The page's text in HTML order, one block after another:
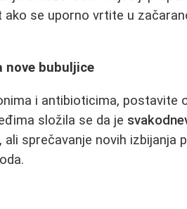
se uporno vrtite u
nove bubuljice
i antibioticima, postavite
složila se da je
sprečavanje novih izbijanja